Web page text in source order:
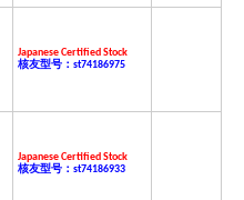
Japanese Certified Stock
核友型号：st74186975
Japanese Certified Stock
核友型号：st74186933